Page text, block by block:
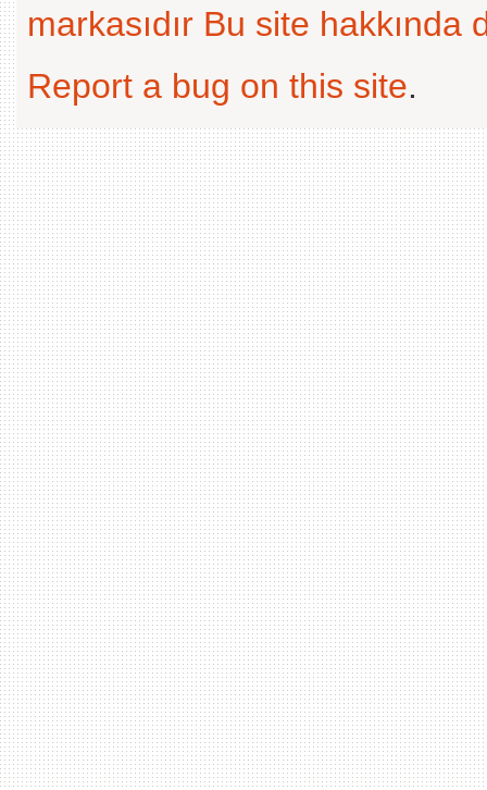
markasıdır Bu site hakkında
Report a bug on this site.